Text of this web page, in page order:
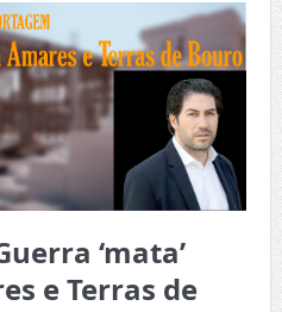
‘mata’
e Terras de